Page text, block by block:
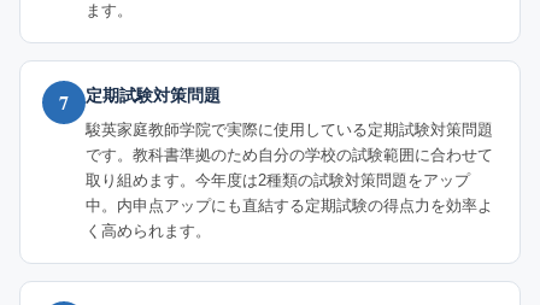
ます。
7 定期試験対策問題
駿英家庭教師学院で実際に使用している定期試験対策問題
です。教科書準拠のため自分の学校の試験範囲に合わせて
取り組めます。今年度は2種類の試験対策問題をアップ
中。内申点アップにも直結する定期試験の得点力を効率よ
く高められます。